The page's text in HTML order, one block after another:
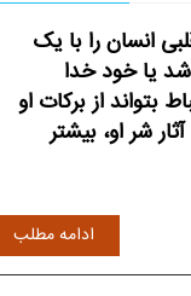
انسان را با یک
یا خود خدا
بتواند از برکات او
شر او، بیشتر
ادامه مطلب